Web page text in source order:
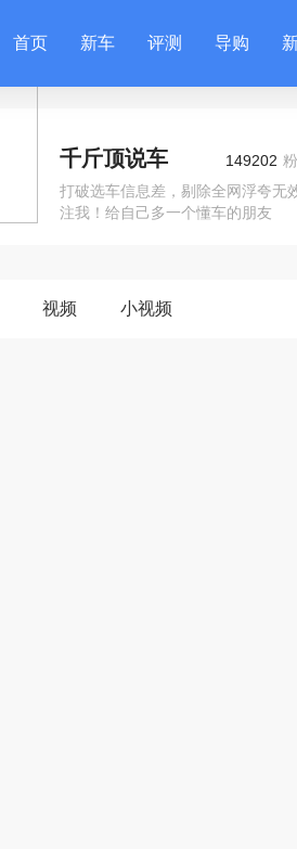
首页 新车 评测 导购
千斤顶说车 149202
打破选车信息差，剔除全网浮夸无
注我！给自己多一个懂车的朋友
视频 小视频